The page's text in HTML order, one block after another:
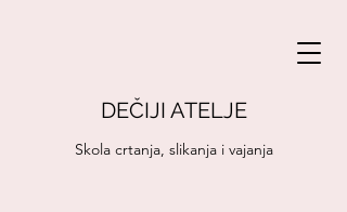
DEČIJI ATELJE
Skola crtanja, slikanja i vajanja